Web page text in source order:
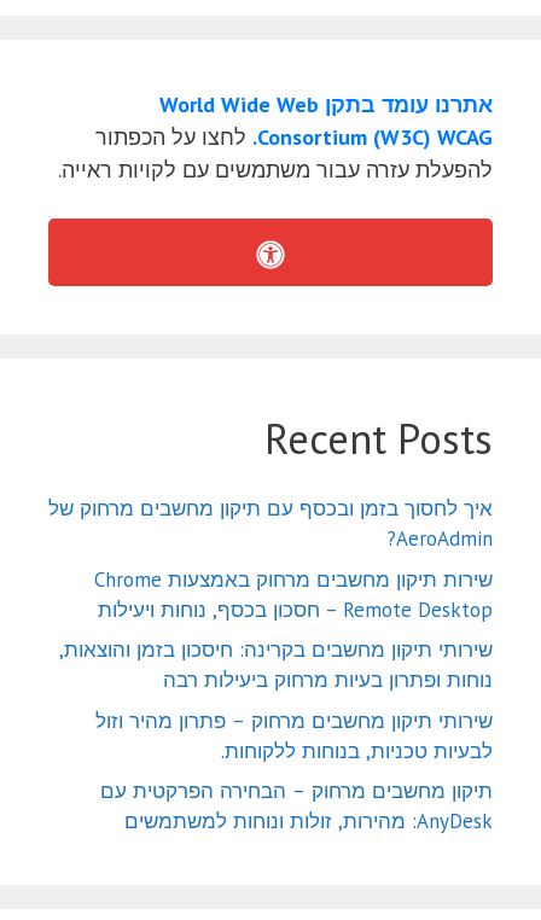
אתרנו עומד בתקן World Wide Web
Consortium (W3C) WCAG. לחצו על הכפתור
להפעלת עזרה עבור משתמשים עם לקויות ראייה.
Recent Posts
איך לחסוך בזמן ובכסף עם תיקון מחשבים מרחוק של
AeroAdmin?
שירות תיקון מחשבים מרחוק באמצעות Chrome
Remote Desktop – חסכון בכסף, נוחות ויעילות
שירותי תיקון מחשבים בקרינה: חיסכון בזמן והוצאות,
נוחות ופתרון בעיות מרחוק ביעילות רבה
שירותי תיקון מחשבים מרחוק – פתרון מהיר וזול
לבעיות טכניות, בנוחות ללקוחות.
תיקון מחשבים מרחוק – הבחירה הפרקטית עם
AnyDesk: מהירות, זולות ונוחות למשתמשים